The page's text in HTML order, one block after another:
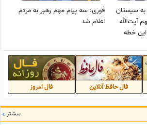
به سیستان
آیت‌الله
این خطه
فوری: سه پیام مهم رهبر به مردم
اعلام شد
فال حافظ آنلاین فال امروز
بیشتر